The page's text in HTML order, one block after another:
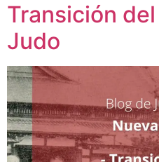
Transición
Judo